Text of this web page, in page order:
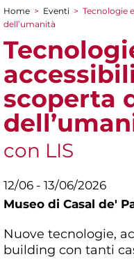
Tu sei qui
Home > Eventi > Tecnologie
dell’umanità
scoperta
con LIS
12/06 - 13/06/2026
Museo di Casal de'
Nuove tecnologie,
building con tanti